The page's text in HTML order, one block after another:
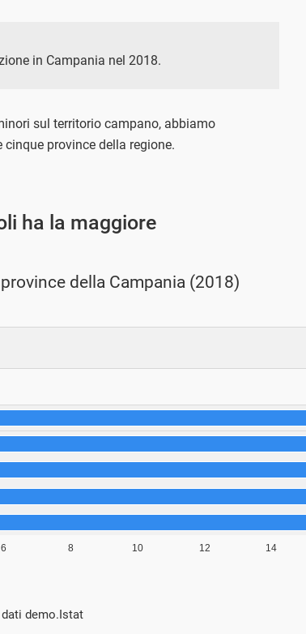
in Campania nel 2018.
sul territorio campano, abbiamo
province della regione.
ha la maggiore
della Campania (2018)
demo.Istat